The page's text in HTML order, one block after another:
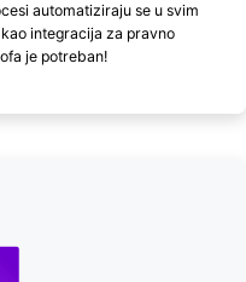
automatiziraju se u svim
integracija za pravno
je potreban!